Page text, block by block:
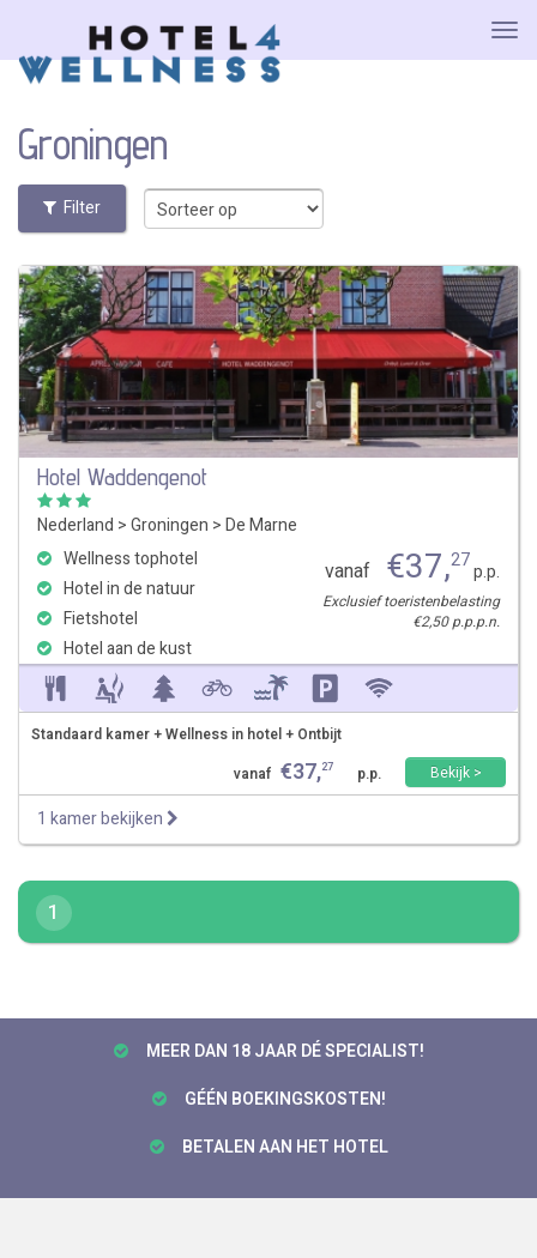
Groningen
Filter
Hotel Waddengenot
Nederland >Groningen >De Marne
Wellness tophotel
Hotel in de natuur
Fietshotel
Hotel aan de kust
vanaf €37,27p.p.
Exclusief toeristenbelasting
€2,50 p.p.p.n.
Standaard kamer + Wellness in hotel + Ontbijt
vanaf €37,27 p.p. Bekijk >
1 kamer bekijken
1
MEER DAN 18 JAAR DÉ SPECIALIST!
GÉÉN BOEKINGSKOSTEN!
BETALEN AAN HET HOTEL